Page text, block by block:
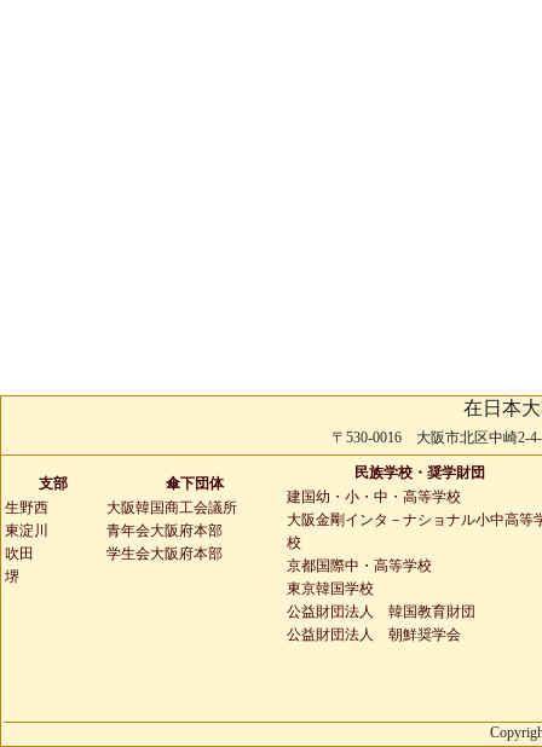
在日本
〒530-0016 大阪市北区中崎2-
支部
生野西
東淀川
吹田
堺
傘下団体
大阪韓国商工会議所
青年会大阪府本部
学生会大阪府本部
民族学校・奨学財団
建国幼・小・中・高等学校
大阪金剛インタ－ナショナル小中高等
校
京都国際中・高等学校
東京韓国学校
公益財団法人 韓国教育財団
公益財団法人 朝鮮奨学会